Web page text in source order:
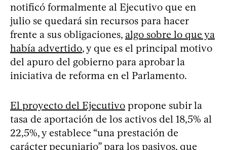
notificó formalmente al Ejecutivo que en
julio se quedará sin recursos para hacer
frente a sus obligaciones, algo sobre lo que ya
había advertido, y que es el principal motivo
del apuro del gobierno para aprobar la
iniciativa de reforma en el Parlamento.
El proyecto del Ejecutivo propone subir la
tasa de aportación de los activos del 18,5% al
22,5%, y establece “una prestación de
carácter pecuniario” para los pasivos, que